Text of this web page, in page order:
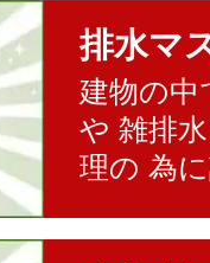
排水マ
建物の中
や 雑排
理の 為